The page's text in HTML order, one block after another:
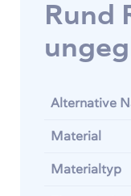
Rund
Alternative
Material
Materialtyp